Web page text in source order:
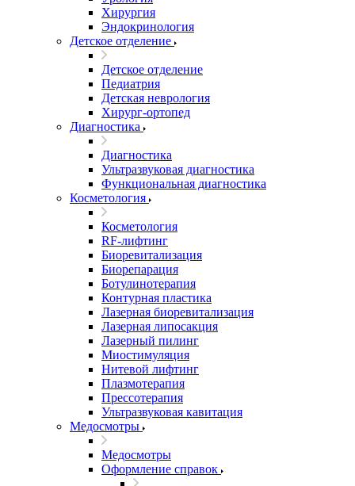
Хирургия
Эндокринология
Детское отделение
Детское отделение
Педиатрия
Детская неврология
Хирург-ортопед
Диагностика
Диагностика
Ультразвуковая диагностика
Функциональная диагностика
Косметология
Косметология
RF-лифтинг
Биоревитализация
Биорепарация
Ботулинотерапия
Контурная пластика
Лазерная биоревитализация
Лазерная липосакция
Лазерный пилинг
Миостимуляция
Нитевой лифтинг
Плазмотерапия
Прессотерапия
Ультразвуковая кавитация
Медосмотры
Медосмотры
Оформление справок